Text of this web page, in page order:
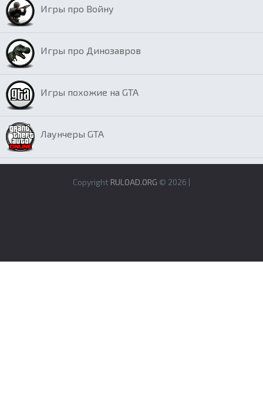
Игры про Войну
Игры про Динозавров
Игры похожие на GTA
Лаунчеры GTA
Copyright RULOAD.ORG © 2026 |